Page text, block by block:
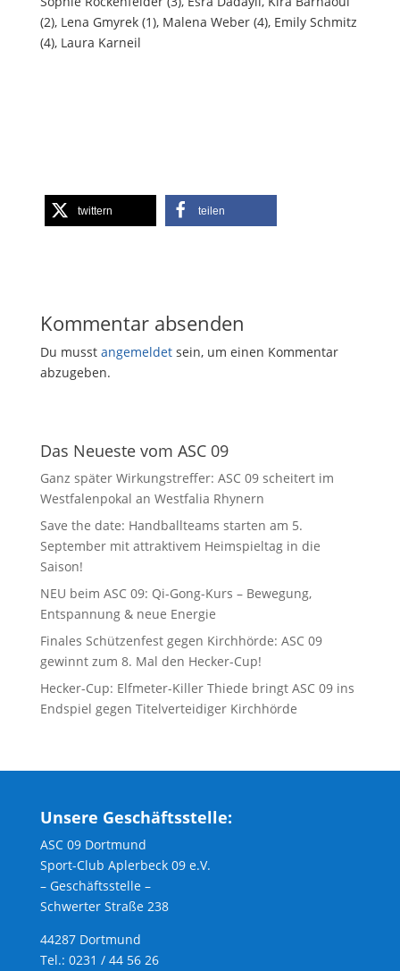
(2), Lena Gmyrek (1), Malena Weber (4), Emily Schmitz
(4), Laura Karneil
twittern teilen
Kommentar absenden
Du musst angemeldetsein, um einen Kommentar
abzugeben.
Das Neueste vom ASC 09
Ganz später Wirkungstreffer: ASC 09 scheitert im
Westfalenpokal an Westfalia Rhynern
Save the date: Handballteams starten am 5.
September mit attraktivem Heimspieltag in die
Saison!
NEU beim ASC 09: Qi-Gong-Kurs – Bewegung,
Entspannung & neue Energie
Finales Schützenfest gegen Kirchhörde: ASC 09
gewinnt zum 8. Mal den Hecker-Cup!
Hecker-Cup: Elfmeter-Killer Thiede bringt ASC 09 ins
Endspiel gegen Titelverteidiger Kirchhörde
Unsere Geschäftsstelle:
ASC 09 Dortmund
Sport-Club Aplerbeck 09 e.V.
– Geschäftsstelle –
Schwerter Straße 238
44287 Dortmund
Tel.: 0231 / 44 56 26